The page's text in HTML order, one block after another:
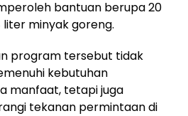
bantuan berupa 20
minyak goreng.
program tersebut tidak
kebutuhan
manfaat, tetapi juga
tekanan permintaan di